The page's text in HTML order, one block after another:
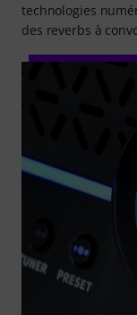
technologies
des reverbs à